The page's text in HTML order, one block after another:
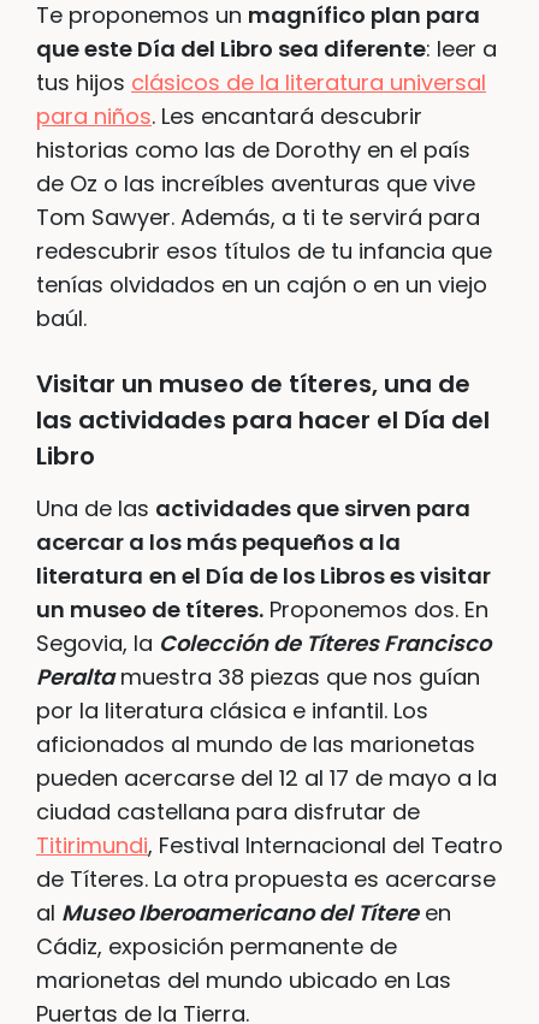
Te proponemos un magnífico plan para
que este Día del Libro sea diferente: leer a
tus hijos clásicos de la literatura universal
para niños. Les encantará descubrir
historias como las de Dorothy en el país
de Oz o las increíbles aventuras que vive
Tom Sawyer. Además, a ti te servirá para
redescubrir esos títulos de tu infancia que
tenías olvidados en un cajón o en un viejo
baúl.
Visitar un museo de títeres, una de
las actividades para hacer el Día del
Libro
Una de las actividades que sirven para
acercar a los más pequeños a la
literatura en el Día de los Libros es visitar
un museo de títeres. Proponemos dos. En
Segovia, la Colección de Títeres Francisco
Peraltamuestra 38 piezas que nos guían
por la literatura clásica e infantil. Los
aficionados al mundo de las marionetas
pueden acercarse del 12 al 17 de mayo a la
ciudad castellana para disfrutar de
Titirimundi, Festival Internacional del Teatro
de Títeres. La otra propuesta es acercarse
al Museo Iberoamericano del Títereen
Cádiz, exposición permanente de
marionetas del mundo ubicado en Las
Puertas de la Tierra.